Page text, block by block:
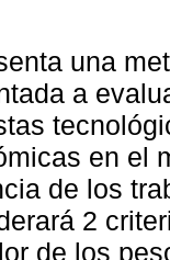
una
a
en el
de los
2
de los